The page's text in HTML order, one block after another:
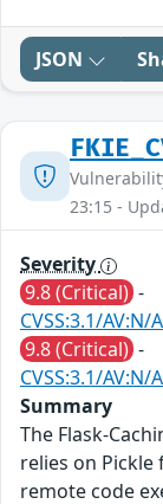
JSON
23:15 -
Severity
9.8 (Critical) -
CVSS:3.1/
9.8 (Critical) -
CVSS:3.1/
Summary
The Flask-
relies on
remote code